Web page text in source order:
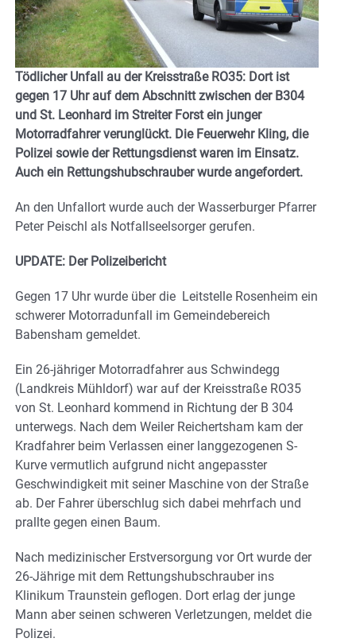
Tödlicher Unfall au der Kreisstraße RO35: Dort ist
gegen 17 Uhr auf dem Abschnitt zwischen der B304
und St. Leonhard im Streiter Forst ein junger
Motorradfahrer verunglückt. Die Feuerwehr Kling, die
Polizei sowie der Rettungsdienst waren im Einsatz.
Auch ein Rettungshubschrauber wurde angefordert.
An den Unfallort wurde auch der Wasserburger Pfarrer
Peter Peischl als Notfallseelsorger gerufen.
UPDATE: Der Polizeibericht
Gegen 17 Uhr wurde über die Leitstelle Rosenheim ein
schwerer Motorradunfall im Gemeindebereich
Babensham gemeldet.
Ein 26-jähriger Motorradfahrer aus Schwindegg
(Landkreis Mühldorf) war auf der Kreisstraße RO35
von St. Leonhard kommend in Richtung der B 304
unterwegs. Nach dem Weiler Reichertsham kam der
Kradfahrer beim Verlassen einer langgezogenen S-
Kurve vermutlich aufgrund nicht angepasster
Geschwindigkeit mit seiner Maschine von der Straße
ab. Der Fahrer überschlug sich dabei mehrfach und
prallte gegen einen Baum.
Nach medizinischer Erstversorgung vor Ort wurde der
26-Jährige mit dem Rettungshubschrauber ins
Klinikum Traunstein geflogen. Dort erlag der junge
Mann aber seinen schweren Verletzungen, meldet die
Polizei.